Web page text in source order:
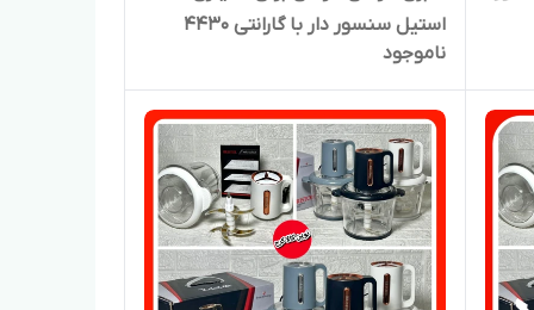
استیل سنسور دار با گارانتی ۴۴۳۰
ناموجود